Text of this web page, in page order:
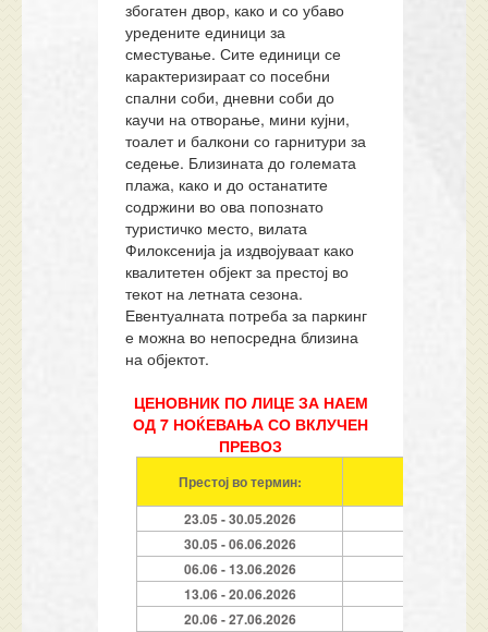
збогатен двор, како и со убаво
уредените единици за
сместување. Сите единици се
карактеризираат со посебни
спални соби, дневни соби до
каучи на отворање, мини кујни,
тоалет и балкони со гарнитури за
седење. Близината до големата
плажа, како и до останатите
содржини во ова попознато
туристичко место, вилата
Филоксенија ја издвојуваат како
квалитетен објект за престој во
текот на летната сезона.
Евентуалната потреба за паркинг
е можна во непосредна близина
на објектот.
ЦЕНОВНИК ПО ЛИЦЕ ЗА НАЕМ
ОД 7 НОЌЕВАЊА СО ВКЛУЧЕН
ПРЕВОЗ
Престој во термин:
23.05 - 30.05.2026
30.05 - 06.06.2026
06.06 - 13.06.2026
13.06 - 20.06.2026
20.06 - 27.06.2026